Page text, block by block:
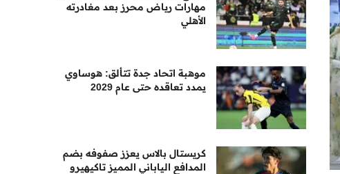
مهارات رياض محرز بعد مغادرته
الأهلي
موهبة اتحاد جدة تتألق: هوساوي
يمدد تعاقده حتى عام 2029
كريستال بالاس يعزز صفوفه بضم
المدافع الياباني المميز تاكيهيرو